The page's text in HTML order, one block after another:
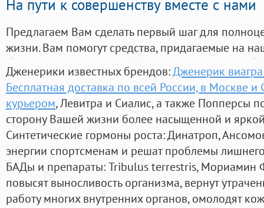
На пути к совершенству вместе с нами
Предлагаем Вам сделать первый шаг для
жизни. Вам помогут средства, придагаемые на
Дженерики известных брендов:Дженерик
Бесплатная доставка по всей России, в Москве и
курьером, Левитра и Сиалис, а также Попперсы
сторону Вашей жизни более насыщенной и
Синтетические гормоны роста: Динатроп,
энергии спортсменам и решат проблемы
БАДы и препараты:Tribulus terrestris, Мориамин
повысят выносливость организма, вернут
работу многих внутренних органов, омолодят